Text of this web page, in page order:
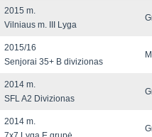
2015 m.
Vilniaus m. III Lyga
2015/16
Senjorai 35+ B divizionas
2014 m.
SFL A2 Divizionas
2014 m.